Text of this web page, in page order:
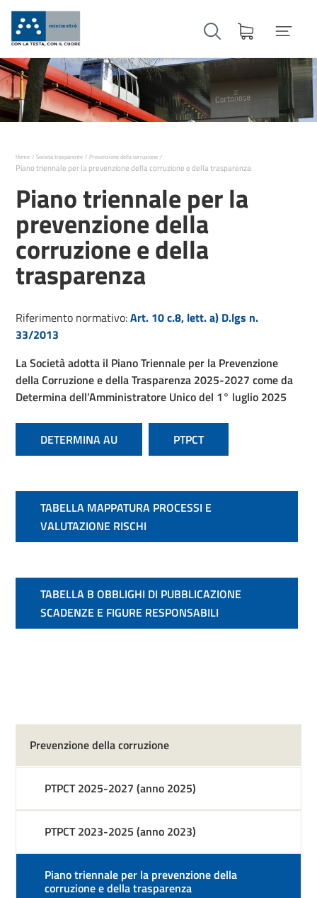
Home Società trasparente Prevenzione della corruzione
Piano triennale per la prevenzione della corruzione e della trasparenza
Piano triennale per la
prevenzione della
corruzione e della
trasparenza
Riferimento normativo:Art. 10 c.8, lett. a) D.lgs n.
33/2013
La Società adotta il Piano Triennale per la Prevenzione
della Corruzione e della Trasparenza 2025-2027come da
Determina dell’Amministratore Unico del 1° luglio 2025
DETERMINA AU PTPCT
TABELLA MAPPATURA PROCESSI E
VALUTAZIONE RISCHI
TABELLA B OBBLIGHI DI PUBBLICAZIONE
SCADENZE E FIGURE RESPONSABILI
Prevenzione della corruzione
PTPCT 2025-2027 (anno 2025)
PTPCT 2023-2025 (anno 2023)
Piano triennale per la prevenzione della
corruzione e della trasparenza